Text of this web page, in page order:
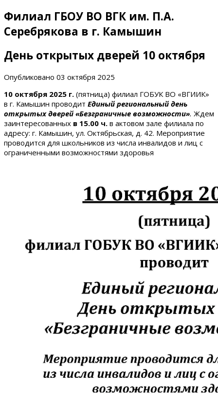
Филиал ГБОУ ВО ВГК им. П.А.
Серебрякова в г. Камышин
День открытых дверей 10 октября
Опубликовано 03 октября 2025
10 октября 2025 г. (пятница) филиал ГОБУК ВО «ВГИИК»
в г. Камышин проводит Единый региональныйдень
открытых дверей «Безграничные возможности». Ждем
заинтересованных в 15.00 ч. в актовом зале филиала по
адресу: г. Камышин, ул. Октябрьская, д. 42. Мероприятие
проводится для школьников из числа инвалидов и лиц с
ограниченными возможностями здоровья